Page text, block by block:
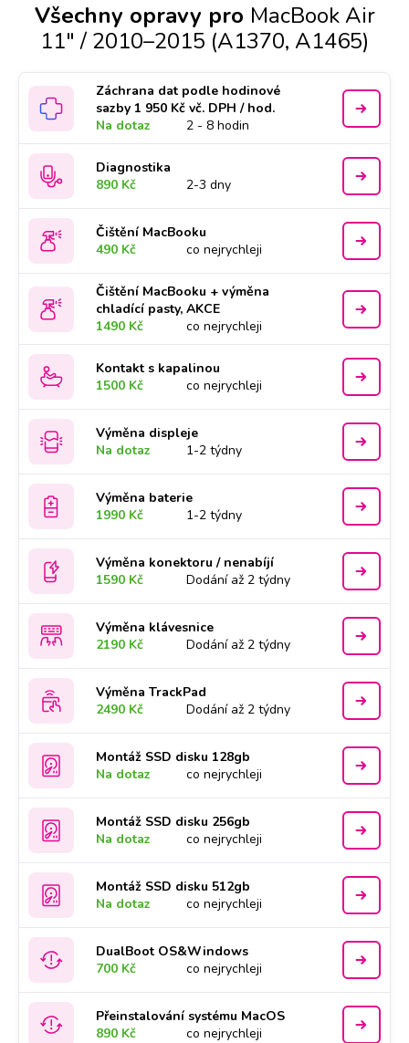
Všechny opravy pro MacBook Air
11" / 2010–2015 (A1370, A1465)
Záchrana dat podle hodinové
sazby 1 950 Kč vč. DPH / hod.
Na dotaz
2 - 8 hodin
Diagnostika
890 Kč
2-3 dny
Čištění MacBooku
490 Kč
co nejrychleji
Čištění MacBooku + výměna
chladící pasty, AKCE
1490 Kč
co nejrychleji
Kontakt s kapalinou
1500 Kč
co nejrychleji
Výměna displeje
Na dotaz
1-2 týdny
Výměna baterie
1990 Kč
1-2 týdny
Výměna konektoru / nenabíjí
1590 Kč
Dodání až 2 týdny
Výměna klávesnice
2190 Kč
Dodání až 2 týdny
Výměna TrackPad
2490 Kč
Dodání až 2 týdny
Montáž SSD disku 128gb
Na dotaz
co nejrychleji
Montáž SSD disku 256gb
Na dotaz
co nejrychleji
Montáž SSD disku 512gb
Na dotaz
co nejrychleji
DualBoot OS&Windows
700 Kč
co nejrychleji
Přeinstalování systému MacOS
890 Kč
co nejrychleji